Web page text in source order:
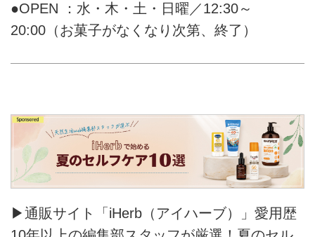
●OPEN ：水・木・土・日曜／12:30～
20:00（お菓子がなくなり次第、終了）
▶通販サイト「iHerb（アイハーブ）」愛用歴